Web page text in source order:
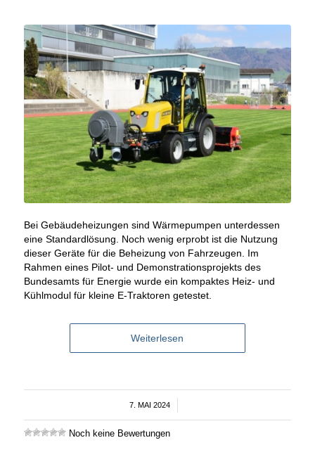
Bei Gebäudeheizungen sind Wärmepumpen unterdessen
eine Standardlösung. Noch wenig erprobt ist die Nutzung
dieser Geräte für die Beheizung von Fahrzeugen. Im
Rahmen eines Pilot- und Demonstrationsprojekts des
Bundesamts für Energie wurde ein kompaktes Heiz- und
Kühlmodul für kleine E-Traktoren getestet.
Weiterlesen
7. MAI 2024
/
Noch keine Bewertungen